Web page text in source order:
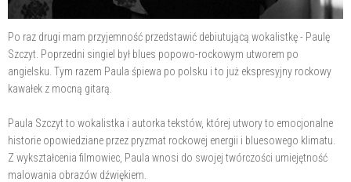
Po raz drugi mam przyjemność przedstawić debiutującą wokalistkę - Paulę
Szczyt. Poprzedni singiel był blues popowo-rockowym utworem po
angielsku. Tym razem Paula śpiewa po polsku i to już ekspresyjny rockowy
kawałek z mocną gitarą.
Paula Szczyt to wokalistka i autorka tekstów, której utwory to emocjonalne
historie opowiedziane przez pryzmat rockowej energii i bluesowego klimatu.
Z wykształcenia filmowiec, Paula wnosi do swojej twórczości umiejętność
malowania obrazów dźwiękiem.